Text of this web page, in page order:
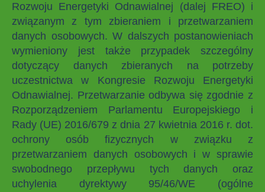
Rozwoju Energetyki Odnawialnej (dalej FREO) i
związanym z tym zbieraniem i przetwarzaniem
danych osobowych. W dalszych postanowieniach
wymieniony jest także przypadek szczególny
dotyczący danych zbieranych na potrzeby
uczestnictwa w Kongresie Rozwoju Energetyki
Odnawialnej. Przetwarzanie odbywa się zgodnie z
Rozporządzeniem Parlamentu Europejskiego i
Rady (UE) 2016/679 z dnia 27 kwietnia 2016 r. dot.
ochrony osób fizycznych w związku z
przetwarzaniem danych osobowych i w sprawie
swobodnego przepływu tych danych oraz
uchylenia dyrektywy 95/46/WE (ogólne